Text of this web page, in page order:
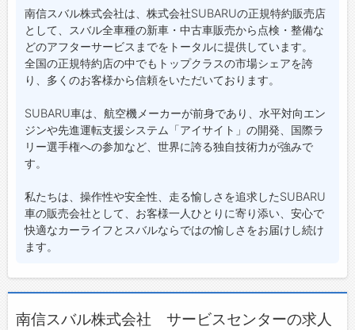
南信スバル株式会社は、株式会社SUBARUの正規特約販売店
として、スバル全車種の新車・中古車販売から点検・整備な
どのアフターサービスまでをトータルに提供しています。
全国の正規特約店の中でもトップクラスの市場シェアを誇
り、多くのお客様から信頼をいただいております。
SUBARU車は、航空機メーカーが前身であり、水平対向エン
ジンや先進運転支援システム「アイサイト」の開発、国際ラ
リー選手権への参加など、世界に誇る独自技術力が強みで
す。
私たちは、操作性や安全性、走る愉しさを追求したSUBARU
車の販売会社として、お客様一人ひとりに寄り添い、安心で
快適なカーライフとスバルならではの愉しさをお届けし続け
ます。
南信スバル株式会社 サービスセンターの求人